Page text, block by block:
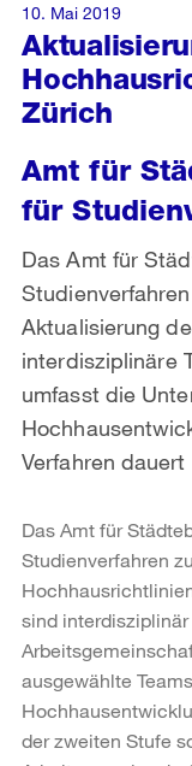
Zürich
Amt für
für
Das Amt für
Aktualisierung
interdisziplinäre
umfasst die
Verfahren
10. Mai 2019
Das Amt für
Studienverfahren
sind
ausgewählte
der zweiten Stufe